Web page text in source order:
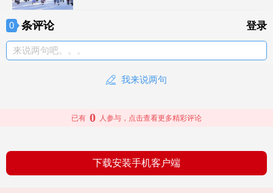
0 条评论 登录
来说两句吧。。。
我来说两句
已有 0 人参与，点击查看更多精彩评论
下载安装手机客户端